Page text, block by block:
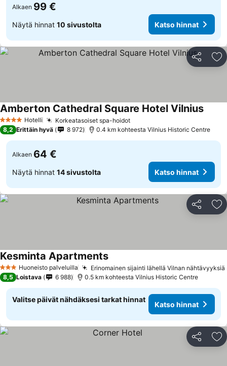
Alkaen 99 €
Näytä hinnat 10 sivustolta Katso hinnat
Jaa
4 Tähtiluokitus
Hotelli Korkeatasoiset spa-hoidot
Amberton Cathedral Square Hotel Vilnius
8,2 Erittäin hyvä 8 972 0.4 km kohteesta Vilnius Historic Centre
Alkaen 64 €
Näytä hinnat 14 sivustolta Katso hinnat
Jaa
3 Tähtiluokitus
Huoneisto palveluilla Erinomainen sijainti lähellä Vilnan nähtävyyksiä
Kesminta Apartments
8,5 Loistava 6 988 0.5 km kohteesta Vilnius Historic Centre
Valitse päivät nähdäksesi tarkat hinnat
Katso hinnat
Jaa